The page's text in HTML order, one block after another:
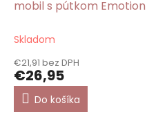
mobil s pútkom Emotion
Skladom
€21,91 bez DPH
€26,95
Do košíka